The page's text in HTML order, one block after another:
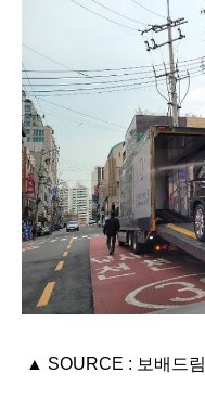
▲ SOURCE : 보배드림